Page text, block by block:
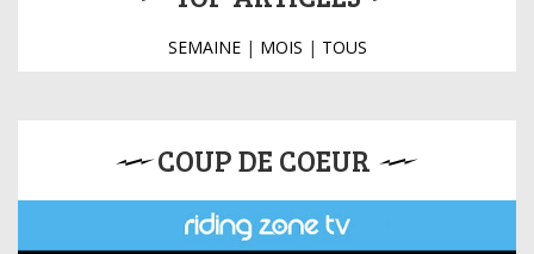
SEMAINE| MOIS | TOUS
COUP DE COEUR